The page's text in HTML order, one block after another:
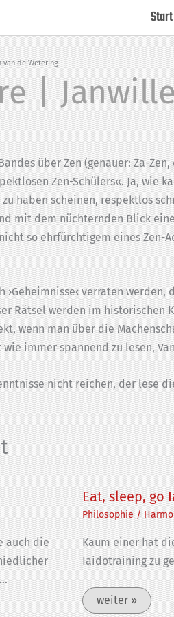
Start
van de Wetering
|
über Zen (genauer: Za-
Zen-Schülers«. Ja, wie
haben scheinen, respektlos
mit dem nüchternden Blick
so ehrfürchtigem eines
›Geheimnisse‹ verraten
Rätsel werden im historischen
wenn man über die
immer spannend zu lesen,
nicht reichen, der lese
auch die
Eat, sleep, go
Philosophie/
Kaum einer hat
Iaidotraining zu
weiter »